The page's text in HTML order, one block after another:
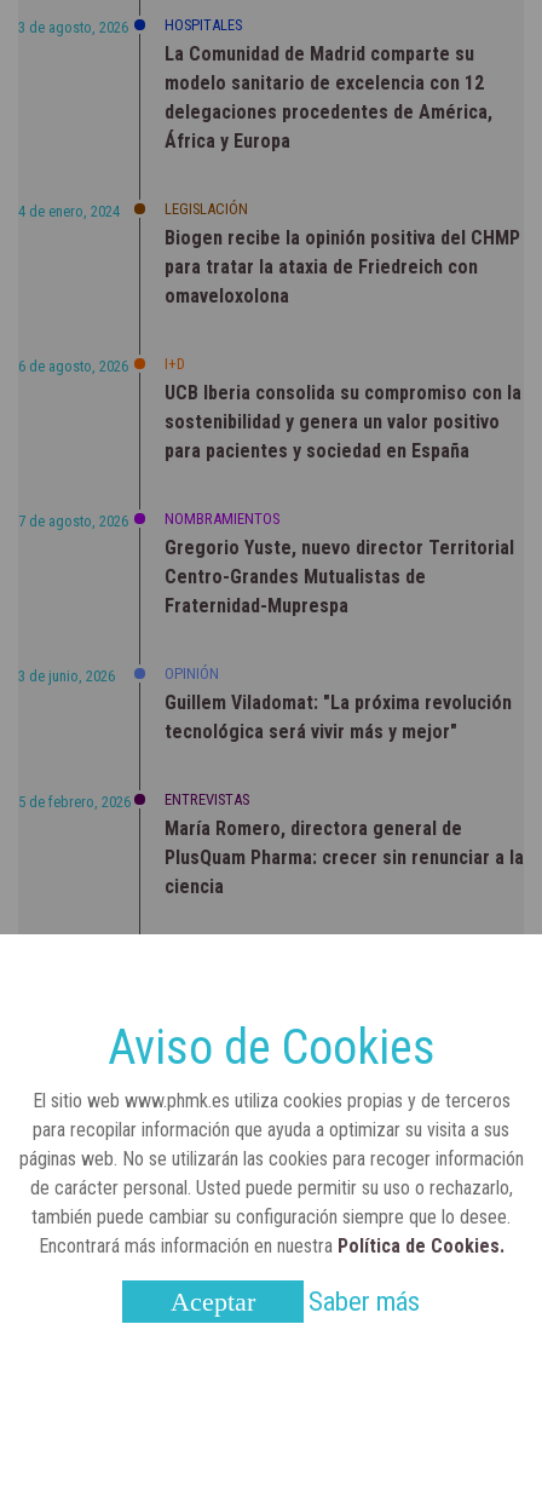
3 de agosto, 2026 HOSPITALES
La Comunidad de Madrid comparte su
modelo sanitario de excelencia con 12
delegaciones procedentes de América,
África y Europa
4 de enero, 2024 LEGISLACIÓN
Biogen recibe la opinión positiva del CHMP
para tratar la ataxia de Friedreich con
omaveloxolona
6 de agosto, 2026 I+D
UCB Iberia consolida su compromiso con la
sostenibilidad y genera un valor positivo
para pacientes y sociedad en España
7 de agosto, 2026 NOMBRAMIENTOS
Gregorio Yuste, nuevo director Territorial
Centro-Grandes Mutualistas de
Fraternidad-Muprespa
3 de junio, 2026 OPINIÓN
Guillem Viladomat: "La próxima revolución
tecnológica será vivir más y mejor"
5 de febrero, 2026 ENTREVISTAS
María Romero, directora general de
PlusQuam Pharma: crecer sin renunciar a la
ciencia
Lilly impulsa "Razones de Peso" para
visibilizar la obesidad
25 de marzo, 2023 ENTRE BASTIDORES
Real Academia Nacional de Farmacia: un
la sociedad actual
Aviso de Cookies
El sitio web www.phmk.es utiliza cookies propias y de terceros
para recopilar información que ayuda a optimizar su visita a sus
páginas web. No se utilizarán las cookies para recoger información
de carácter personal. Usted puede permitir su uso o rechazarlo,
también puede cambiar su configuración siempre que lo desee.
Encontrará más información en nuestra Política de Cookies.
Aceptar Saber más